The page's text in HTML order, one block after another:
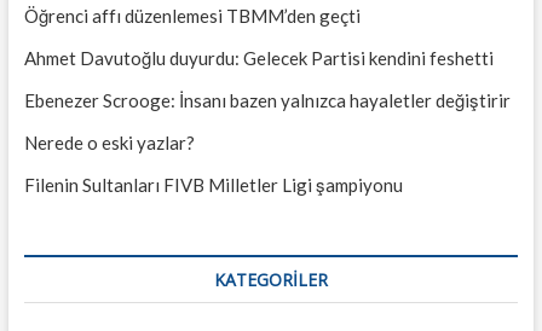
Öğrenci affı düzenlemesi TBMM’den geçti
Ahmet Davutoğlu duyurdu: Gelecek Partisi kendini feshetti
Ebenezer Scrooge: İnsanı bazen yalnızca hayaletler değiştirir
Nerede o eski yazlar?
Filenin Sultanları FIVB Milletler Ligi şampiyonu
KATEGORILER